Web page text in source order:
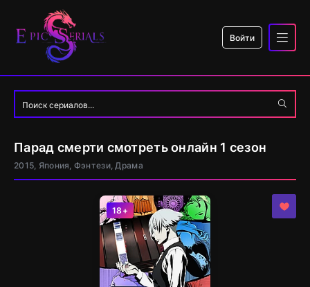
Войти
Парад смерти смотреть онлайн 1 сезон
2015, Япония, Фэнтези, Драма
18+